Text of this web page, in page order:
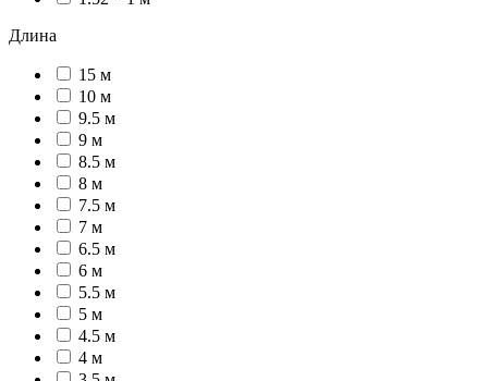
Длина
15 м
10 м
9.5 м
9 м
8.5 м
8 м
7.5 м
7 м
6.5 м
6 м
5.5 м
5 м
4.5 м
4 м